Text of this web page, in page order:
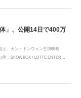
」、公開14日で400万
と、カン・ドンウォン主演映画
：SHOWBOX / LOTTE ENTERTAI